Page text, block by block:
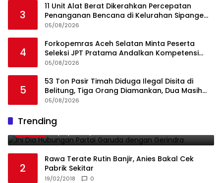
3
11 Unit Alat Berat Dikerahkan Percepatan
Penanganan Bencana di Kelurahan Sipange
Kecamatan Tukka
05/08/2026
4
Forkopemras Aceh Selatan Minta Peserta
Seleksi JPT Pratama Andalkan Kompetensi
dan Integritas, Bukan Kedekatan
05/08/2026
5
53 Ton Pasir Timah Diduga Ilegal Disita di
Belitung, Tiga Orang Diamankan, Dua Masih
Diburu
05/08/2026
Trending
1
Gerindra
2
Rawa Terate Rutin Banjir, Anies Bakal Cek
Pabrik Sekitar
19/02/2018 0